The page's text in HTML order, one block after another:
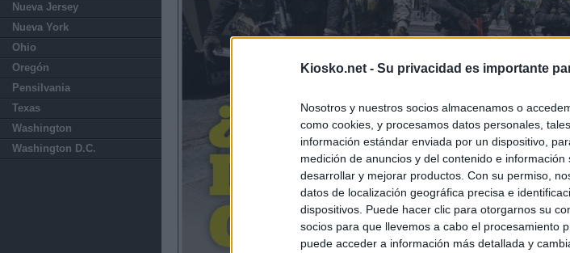
Kiosko.net - Su privacidad es importante
Nosotros y nuestros socios almacenamos o
como cookies, y procesamos datos personales,
información estándar enviada por un dispositivo,
medición de anuncios y del contenido e
desarrollar y mejorar productos. Con su permiso,
datos de localización geográfica precisa e
dispositivos. Puede hacer clic para otorgarnos su
socios para que llevemos a cabo el procesamiento
puede acceder a información más detallada y
Nueva Jersey
Nueva York
Ohio
Oregón
Pensilvania
Texas
Washington
Washington D.C.